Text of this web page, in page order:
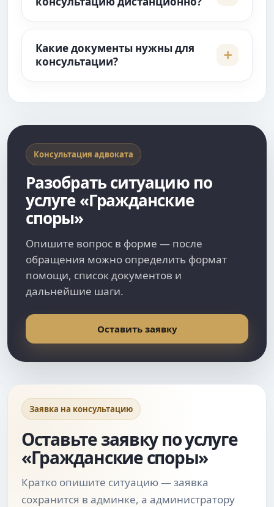
Какие документы нужны для
консультации?
Консультация адвоката
Разобрать ситуацию по
услуге «Гражданские
споры»
Опишите вопрос в форме — после
обращения можно определить формат
помощи, список документов и
дальнейшие шаги.
Оставить заявку
Заявка на консультацию
Оставьте заявку по услуге
«Гражданские споры»
Кратко опишите ситуацию — заявка
сохранится в админке, а администратору